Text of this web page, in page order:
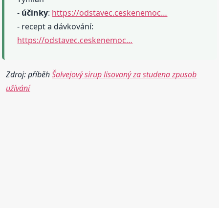
- účinky: https://odstavec.ceskenemoc…
- recept a dávkování:
https://odstavec.ceskenemoc…
Zdroj: příběhŠalvejový sirup lisovaný za studena zpusob
užívání